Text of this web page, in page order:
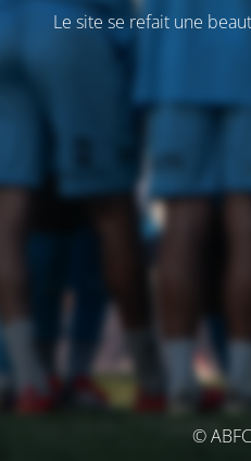
Le site se refait une
©